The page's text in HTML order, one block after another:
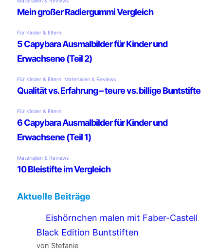
Aktuelle Beiträge
Eishörnchen malen mit Faber-Castell
Black Edition Buntstiften
von Stefanie